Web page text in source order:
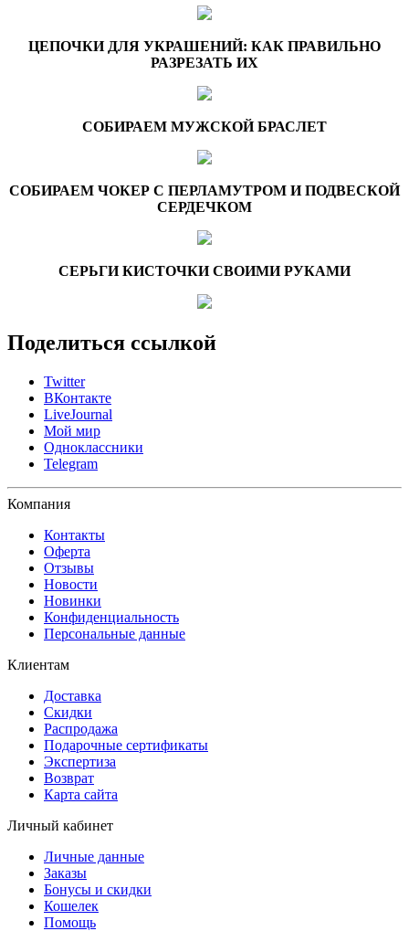
ЦЕПОЧКИ ДЛЯ УКРАШЕНИЙ: КАК ПРАВИЛЬНО
РАЗРЕЗАТЬ ИХ
СОБИРАЕМ МУЖСКОЙ БРАСЛЕТ
СОБИРАЕМ ЧОКЕР С ПЕРЛАМУТРОМ И ПОДВЕСКОЙ
СЕРДЕЧКОМ
СЕРЬГИ КИСТОЧКИ СВОИМИ РУКАМИ
Поделиться ссылкой
Twitter
ВКонтакте
LiveJournal
Мой мир
Одноклассники
Telegram
Компания
Контакты
Оферта
Отзывы
Новости
Новинки
Конфиденциальность
Персональные данные
Клиентам
Доставка
Скидки
Распродажа
Подарочные сертификаты
Экспертиза
Возврат
Карта сайта
Личный кабинет
Личные данные
Заказы
Бонусы и скидки
Кошелек
Помощь